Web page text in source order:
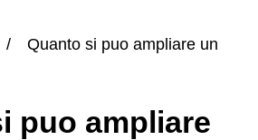
Quanto si puo ampliare un
puo ampliare